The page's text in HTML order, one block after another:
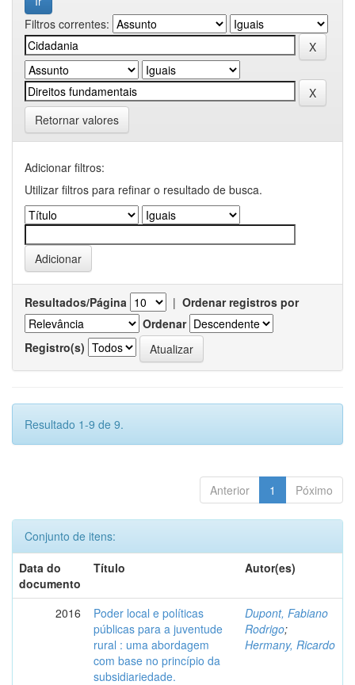
Filtros correntes:
Retornar valores
Adicionar filtros:
Utilizar filtros para refinar o resultado de busca.
Resultados/Página | Ordenar registros por
Ordenar
Registro(s)
Resultado 1-9 de 9.
Anterior 1 Póximo
Conjunto de itens:
Data do
documento
Título Autor(es)
2016
Poder local e políticas
públicas para a juventude
rural : uma abordagem
com base no princípio da
subsidiariedade.
Dupont, Fabiano
Rodrigo;
Hermany, Ricardo